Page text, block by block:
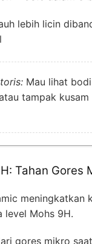
lebih licin
Mau lihat
tampak
Tahan Gores
meningkatkan
level Mohs 9H.
gores mikro